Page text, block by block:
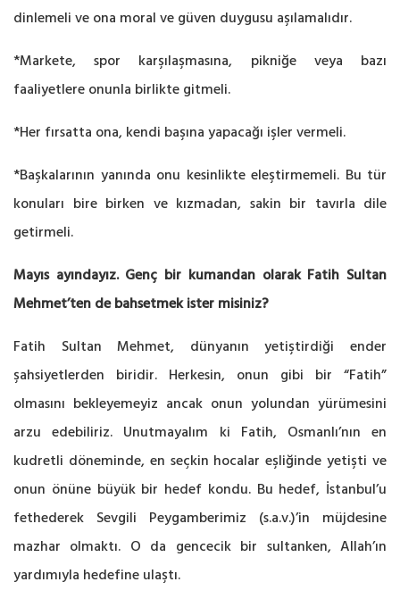
dinlemeli ve ona moral ve güven duygusu aşılamalıdır.
*Markete, spor karşılaşmasına, pikniğe veya bazı
faaliyetlere onunla birlikte gitmeli.
*Her fırsatta ona, kendi başına yapacağı işler vermeli.
*Başkalarının yanında onu kesinlikte eleştirmemeli. Bu tür
konuları bire birken ve kızmadan, sakin bir tavırla dile
getirmeli.
Mayıs ayındayız. Genç bir kumandan olarak Fatih Sultan
Mehmet’ten de bahsetmek ister misiniz?
Fatih Sultan Mehmet, dünyanın yetiştirdiği ender
şahsiyetlerden biridir. Herkesin, onun gibi bir “Fatih”
olmasını bekleyemeyiz ancak onun yolundan yürümesini
arzu edebiliriz. Unutmayalım ki Fatih, Osmanlı’nın en
kudretli döneminde, en seçkin hocalar eşliğinde yetişti ve
onun önüne büyük bir hedef kondu. Bu hedef, İstanbul’u
fethederek Sevgili Peygamberimiz (s.a.v.)’in müjdesine
mazhar olmaktı. O da gencecik bir sultanken, Allah’ın
yardımıyla hedefine ulaştı.